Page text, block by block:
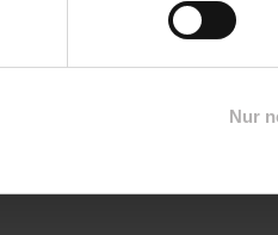
Nur
- 3 A / 2AH